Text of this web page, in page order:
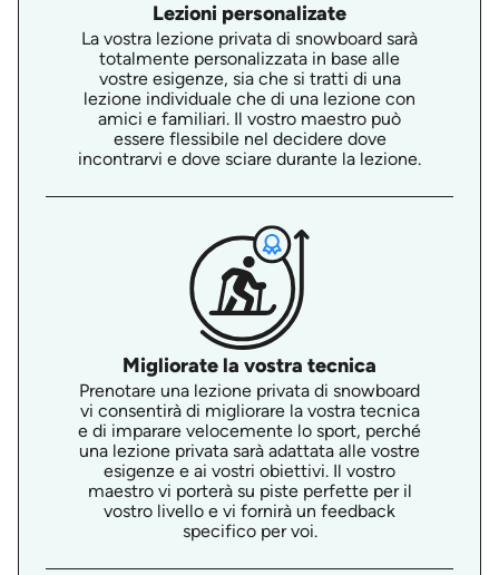
Lezioni personalizate
La vostra lezione privata di snowboard sarà
totalmente personalizzata in base alle
vostre esigenze, sia che si tratti di una
lezione individuale che di una lezione con
amici e familiari. Il vostro maestro può
essere flessibile nel decidere dove
incontrarvi e dove sciare durante la lezione.
Migliorate la vostra tecnica
Prenotare una lezione privata di snowboard
vi consentirà di migliorare la vostra tecnica
e di imparare velocemente lo sport, perché
una lezione privata sarà adattata alle vostre
esigenze e ai vostri obiettivi. Il vostro
maestro vi porterà su piste perfette per il
vostro livello e vi fornirà un feedback
specifico per voi.